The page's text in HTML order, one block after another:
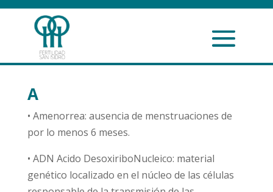
A
• Amenorrea: ausencia de menstruaciones de
por lo menos 6 meses.
• ADN Acido DesoxiriboNucleico: material
genético localizado en el núcleo de las células